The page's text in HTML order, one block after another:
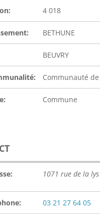
4 018
BETHUNE
BEUVRY
Communauté
Commune
1071 rue de la lys
03 21 27 64 05